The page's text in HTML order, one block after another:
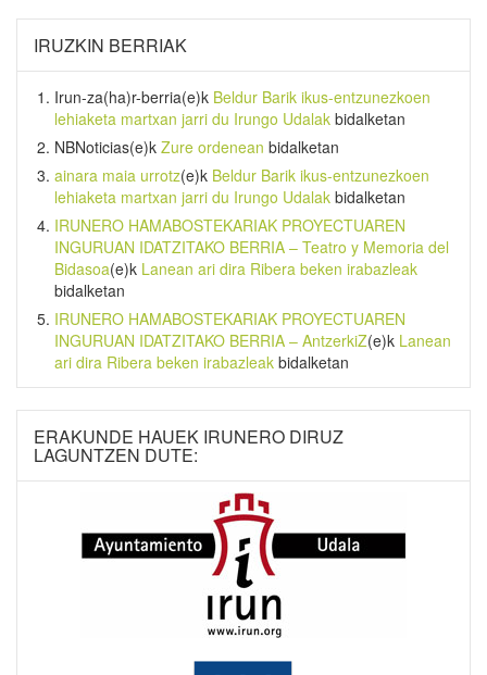
IRUZKIN BERRIAK
Irun-za(ha)r-berria(e)k Beldur Barik ikus-entzunezkoen
lehiaketa martxan jarri du Irungo Udalak bidalketan
NBNoticias(e)k Zure ordenean bidalketan
ainara maia urrotz(e)k Beldur Barik ikus-entzunezkoen
lehiaketa martxan jarri du Irungo Udalak bidalketan
IRUNERO HAMABOSTEKARIAK PROYECTUAREN
INGURUAN IDATZITAKO BERRIA – Teatro y Memoria del
Bidasoa(e)k Lanean ari dira Ribera beken irabazleak
bidalketan
IRUNERO HAMABOSTEKARIAK PROYECTUAREN
INGURUAN IDATZITAKO BERRIA – AntzerkiZ(e)k Lanean
ari dira Ribera beken irabazleak bidalketan
ERAKUNDE HAUEK IRUNERO DIRUZ
LAGUNTZEN DUTE: